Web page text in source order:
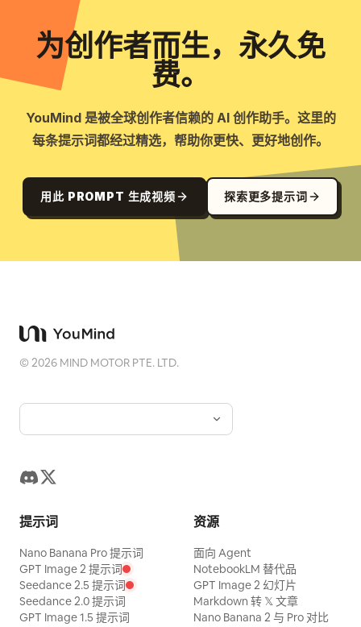
为创作者而生，永久免
费。
YouMind 是被全球创作者信赖的 AI 创作助手。这里的
每条提示词都经过精选，帮助你更快、更好地创作。
用此 PROMPT 生成视频 探索更多提示词
©2026 MIND MOTOR PTE. LTD.
提示词
Nano Banana Pro 提示词
GPT Image 2 提示词
Seedance 2.5 提示词
Seedance 2.0 提示词
GPT Image 1.5 提示词
资源
面向 Agent
NotebookLM 替代品
GPT Image 2 幻灯片
Markdown 转 𝕏 文章
Nano Banana 2 与 Pro 对比